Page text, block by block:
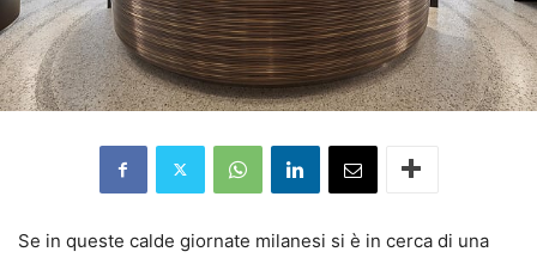
Se in queste calde giornate milanesi si è in cerca di una